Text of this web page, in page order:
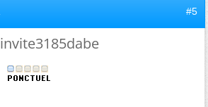
#5
invite3185dabe